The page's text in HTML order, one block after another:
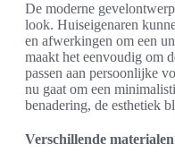
De moderne
look. Huiseigenaren
en afwerkingen om een
maakt het eenvoudig om
passen aan persoonlijke
nu gaat om een
benadering, de esthetiek
Verschillende